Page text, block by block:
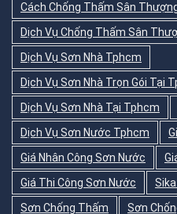
Cách Chống Thấm Sân
Dịch Vụ Chống Thấm Sân
Dịch Vụ Sơn Nhà Tphcm
Dịch Vụ Sơn Nhà Trọn Gói Tại
Dịch Vụ Sơn Nhà Tại Tphcm
Dịch Vụ Sơn Nước Tphcm
Giá Nhân Công Sơn Nước
Giá Thi Công Sơn Nước
Sơn Chống Thấm
Sơn